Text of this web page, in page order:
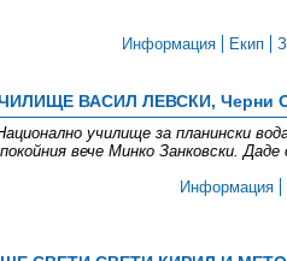
Информация
Екип
ВАСИЛ ЛЕВСКИ, Черни
училище за планински
вече Минко Занковски.
Информация